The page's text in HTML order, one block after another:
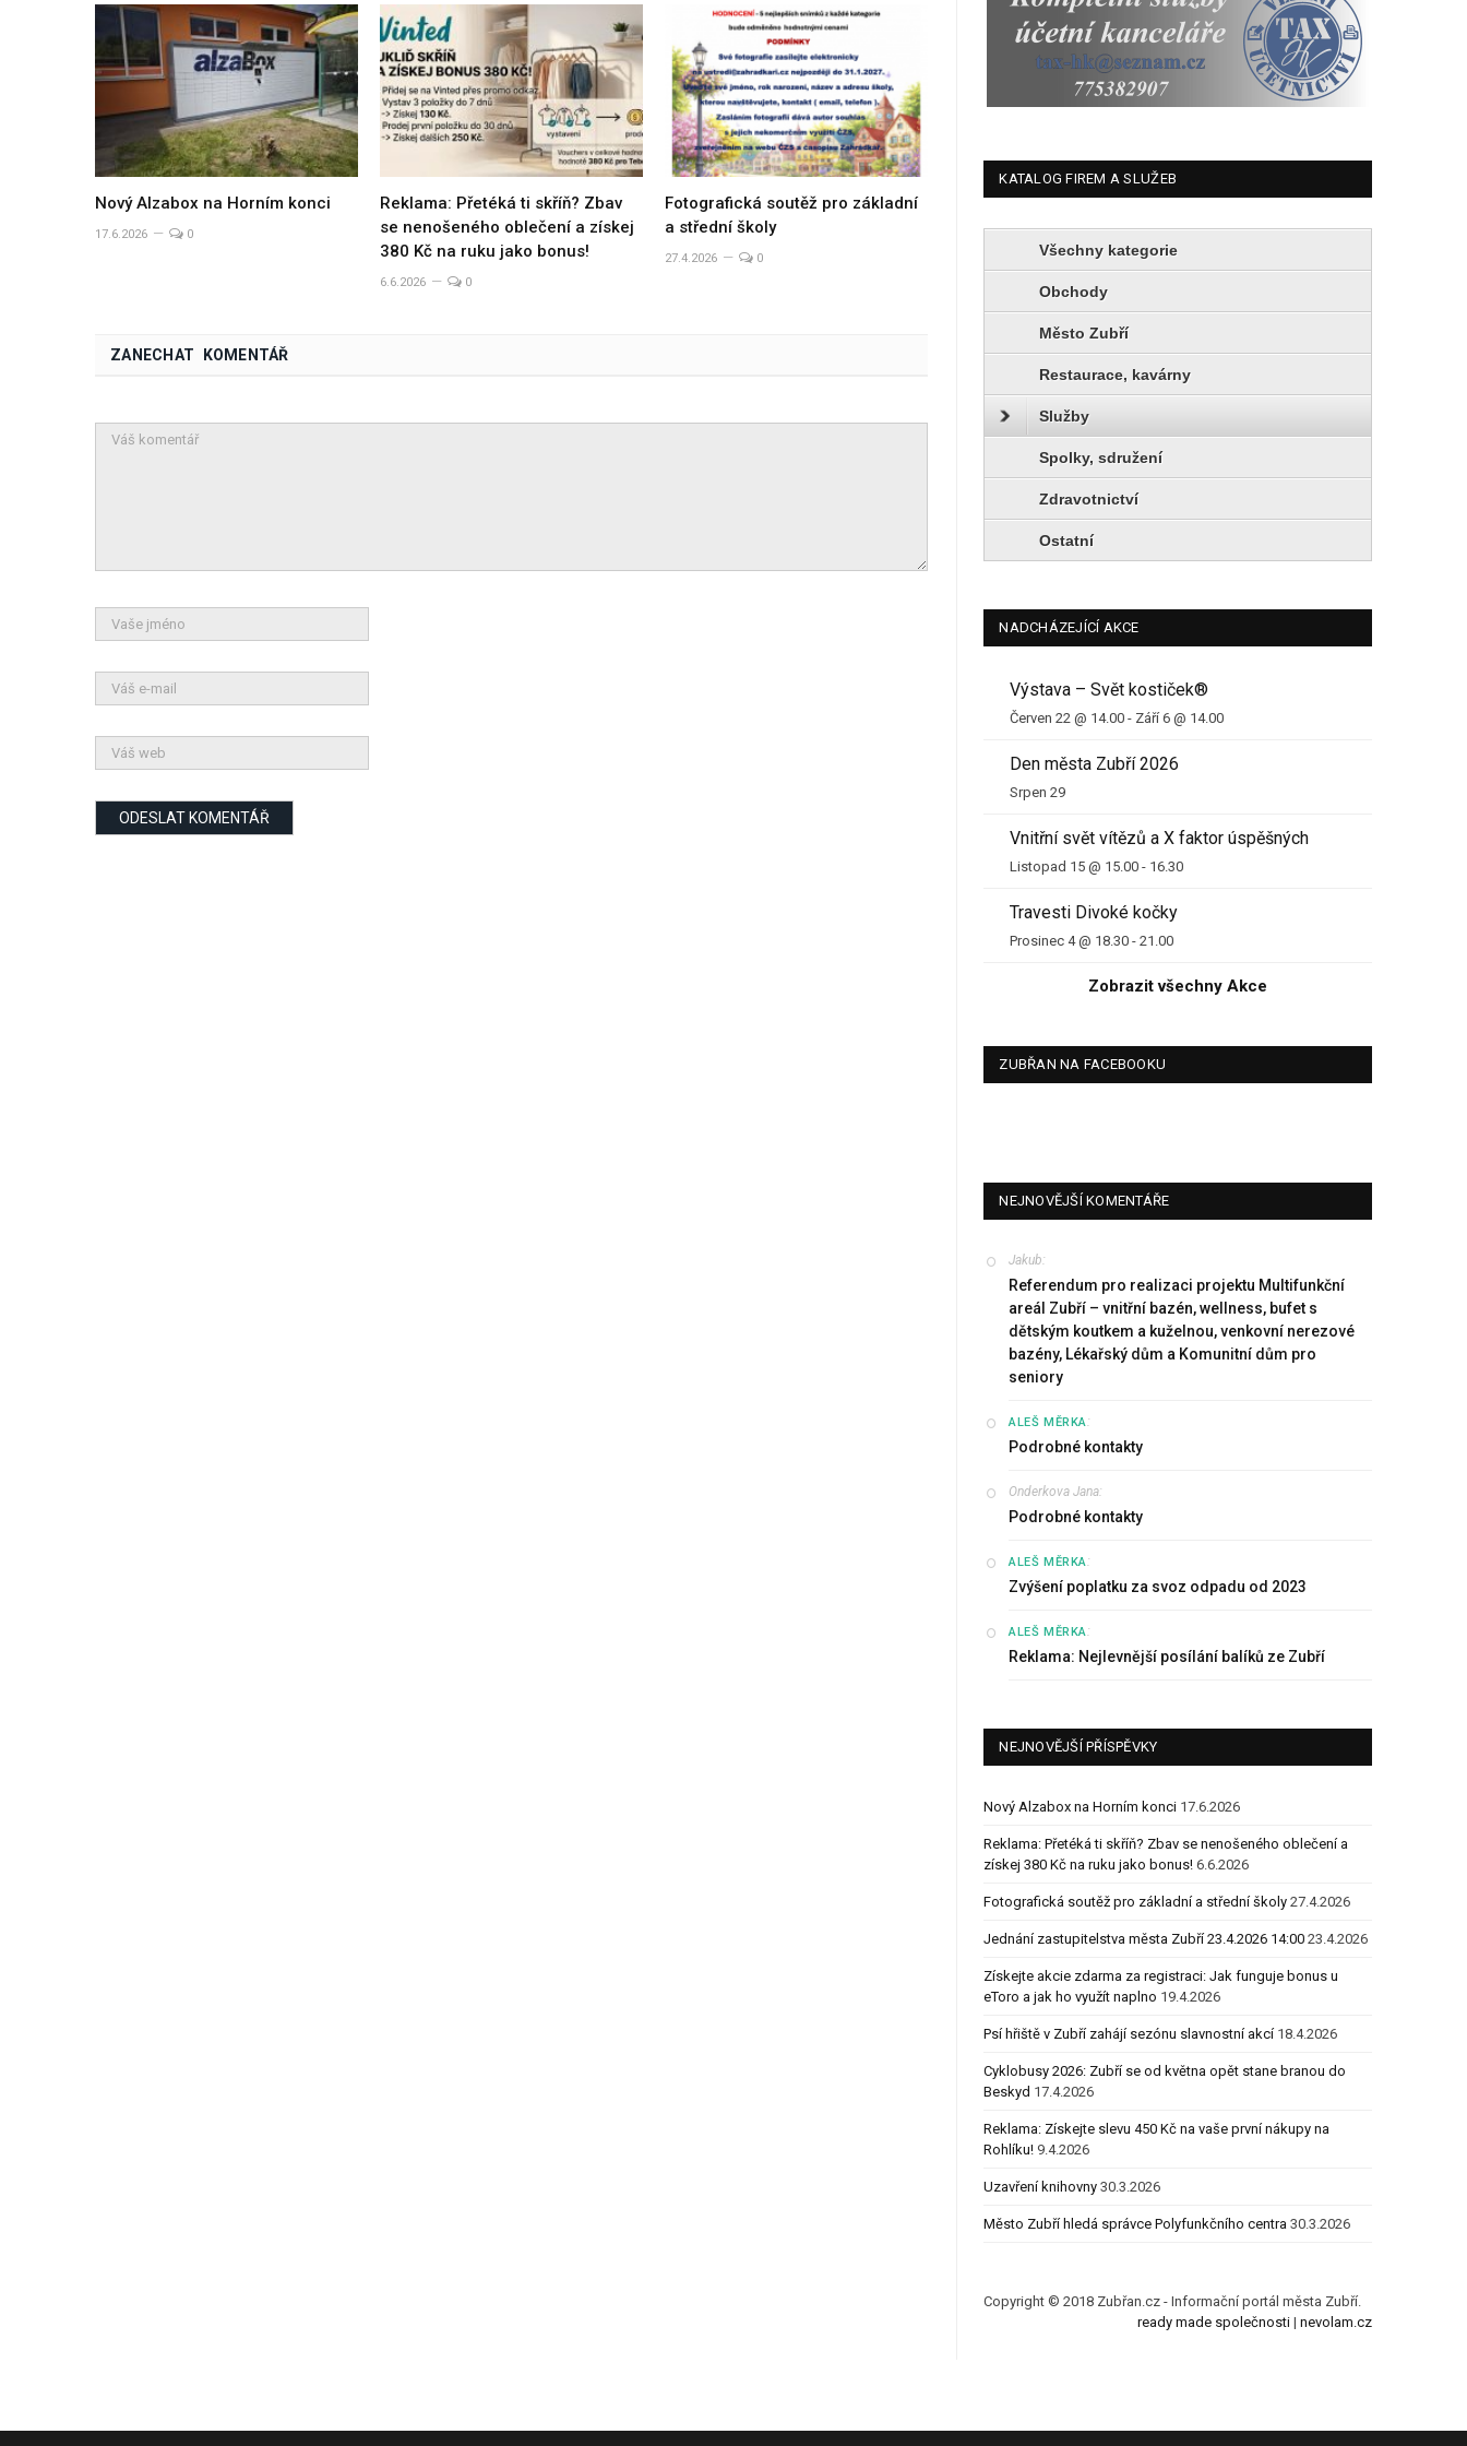
Nový Alzabox na Horním konci
17.6.2026 0
Reklama: Přetéká ti skříň? Zbav
se nenošeného oblečení a získej
380 Kč na ruku jako bonus!
6.6.2026 0
Fotografická soutěž pro základní
a střední školy
27.4.2026 0
ZANECHAT KOMENTÁŘ
KATALOG FIREM A SLUŽEB
Všechny kategorie
Obchody
Město Zubří
Restaurace, kavárny
Služby
Spolky, sdružení
Zdravotnictví
Ostatní
NADCHÁZEJÍCÍ AKCE
Výstava – Svět kostiček®
Červen 22 @ 14.00 - Září 6 @ 14.00
Den města Zubří 2026
Srpen 29
Vnitřní svět vítězů a X faktor úspěšných
Listopad 15 @ 15.00 - 16.30
Travesti Divoké kočky
Prosinec 4 @ 18.30 -21.00
Zobrazit všechny Akce
ZUBŘAN NA FACEBOOKU
NEJNOVĚJŠÍ KOMENTÁŘE
Jakub:
Referendum pro realizaci projektu Multifunkční
areál Zubří – vnitřní bazén, wellness, bufet s
dětským koutkem a kuželnou, venkovní nerezové
bazény, Lékařský dům a Komunitní dům pro
seniory
ALEŠ MĚRKA:
Podrobné kontakty
Onderkova Jana:
Podrobné kontakty
ALEŠ MĚRKA:
Zvýšení poplatku za svoz odpadu od 2023
ALEŠ MĚRKA:
Reklama: Nejlevnější posílání balíků ze Zubří
NEJNOVĚJŠÍ PŘÍSPĚVKY
Nový Alzabox na Horním konci 17.6.2026
Reklama: Přetéká ti skříň? Zbav se nenošeného oblečení a
získej 380 Kč na ruku jako bonus! 6.6.2026
Fotografická soutěž pro základní a střední školy 27.4.2026
Jednání zastupitelstva města Zubří 23.4.2026 14:00 23.4.2026
Získejte akcie zdarma za registraci: Jak funguje bonus u
eToro a jak ho využít naplno 19.4.2026
Psí hřiště v Zubří zahájí sezónu slavnostní akcí 18.4.2026
Cyklobusy 2026: Zubří se od května opět stane branou do
Beskyd 17.4.2026
Reklama: Získejte slevu 450 Kč na vaše první nákupy na
Rohlíku! 9.4.2026
Uzavření knihovny 30.3.2026
Město Zubří hledá správce Polyfunkčního centra 30.3.2026
Copyright © 2018 Zubřan.cz - Informační portál města Zubří.
ready made společnosti| nevolam.cz